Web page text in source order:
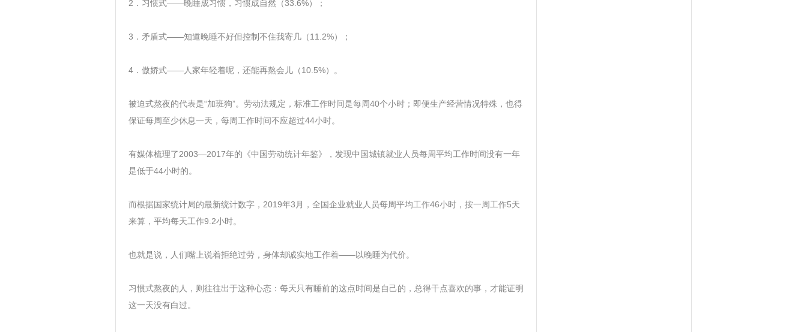
2．习惯式——晚睡成习惯，习惯成自然（33.6%）；
3．矛盾式——知道晚睡不好但控制不住我寄几（11.2%）；
4．傲娇式——人家年轻着呢，还能再熬会儿（10.5%）。
被迫式熬夜的代表是“加班狗”。劳动法规定，标准工作时间是每周40个小时；即便生产经营情况特殊，也得
保证每周至少休息一天，每周工作时间不应超过44小时。
有媒体梳理了2003—2017年的《中国劳动统计年鉴》，发现中国城镇就业人员每周平均工作时间没有一年
是低于44小时的。
而根据国家统计局的最新统计数字，2019年3月，全国企业就业人员每周平均工作46小时，按一周工作5天
来算，平均每天工作9.2小时。
也就是说，人们嘴上说着拒绝过劳，身体却诚实地工作着——以晚睡为代价。
习惯式熬夜的人，则往往出于这种心态：每天只有睡前的这点时间是自己的，总得干点喜欢的事，才能证明
这一天没有白过。